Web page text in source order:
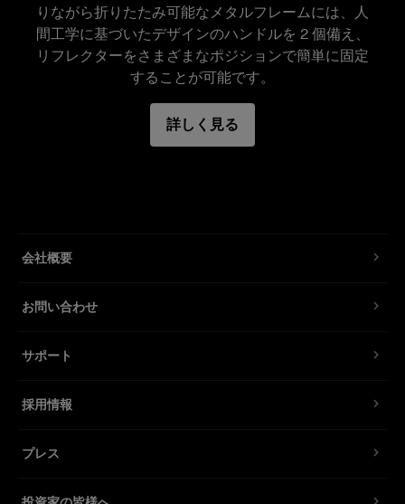
オンカメラ・フラッシュ
Profoto L1600D (1600W)
Profoto L600C (600W)
Profoto L600D (600W)
ライト
サンシルバーは、ホワイトに比べやや出力が高
く、コントラストの利いた温かみのある光を作り
出します。日没や、より温かみがある自然なスキ
ントーンが欲しい時によく使用されています。
独特な正方形型の形状
頑丈でありながら折り曲げることができるメタ
高品質ファブリックを採用
りながら折りたたみ可能なメタルフレームには、人
間工学に基づいたデザインのハンドルを 2 個備え、
リフレクターをさまざまなポジションで簡単に固定
することが可能です。
詳しく見る
会社概要
お問い合わせ
サポート
採用情報
プレス